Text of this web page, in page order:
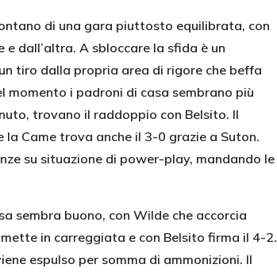
di una gara piuttosto equilibrata, con
dall’altra. A sbloccare la sfida è un
tiro dalla propria area di rigore che beffa
momento i padroni di casa sembrano più
trovano il raddoppio con Belsito. Il
la Came trova anche il 3-0 grazie a Suton.
su situazione di power-play, mandando le
sembra buono, con Wilde che accorcia
in carreggiata e con Belsito firma il 4-2.
espulso per somma di ammonizioni. Il